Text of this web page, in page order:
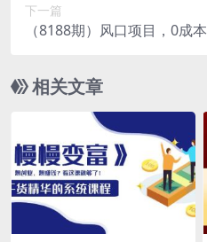
下一篇
（8188期）风口项目，0成
相关文章